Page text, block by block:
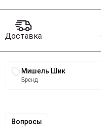
◾ Жакет с модной
пуговицами.
◾ Брюки с комфортной
стрелками вытягивают
гладится и сохраняет
◾ Универсальный
Доставка
Связанные разделы
Мишель Шик
Бренд
Вопросы